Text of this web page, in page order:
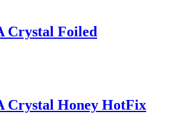
Crystal Foiled
Crystal Honey HotFix